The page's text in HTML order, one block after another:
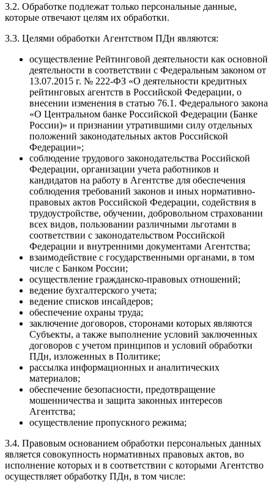
3.2. Обработке подлежат только персональные данные,
которые отвечают целям их обработки.
3.3. Целями обработки Агентством ПДн являются:
осуществление Рейтинговой деятельности как основной
деятельности в соответствии с Федеральным законом от
13.07.2015 г. № 222-ФЗ «О деятельности кредитных
рейтинговых агентств в Российской Федерации, о
внесении изменения в статью 76.1. Федерального закона
«О Центральном банке Российской Федерации (Банке
России)» и признании утратившими силу отдельных
положений законодательных актов Российской
Федерации»;
соблюдение трудового законодательства Российской
Федерации, организации учета работников и
кандидатов на работу в Агентстве для обеспечения
соблюдения требований законов и иных нормативно-
правовых актов Российской Федерации, содействия в
трудоустройстве, обучении, добровольном страховании
всех видов, пользовании различными льготами в
соответствии с законодательством Российской
Федерации и внутренними документами Агентства;
взаимодействие с государственными органами, в том
числе с Банком России;
осуществление гражданско-правовых отношений;
ведение бухгалтерского учета;
ведение списков инсайдеров;
обеспечение охраны труда;
заключение договоров, сторонами которых являются
Субъекты, а также выполнение условий заключенных
договоров с учетом принципов и условий обработки
ПДн, изложенных в Политике;
рассылка информационных и аналитических
материалов;
обеспечение безопасности, предотвращение
мошенничества и защита законных интересов
Агентства;
осуществление пропускного режима;
3.4. Правовым основанием обработки персональных данных
является совокупность нормативных правовых актов, во
исполнение которых и в соответствии с которыми Агентство
осуществляет обработку ПДн, в том числе: